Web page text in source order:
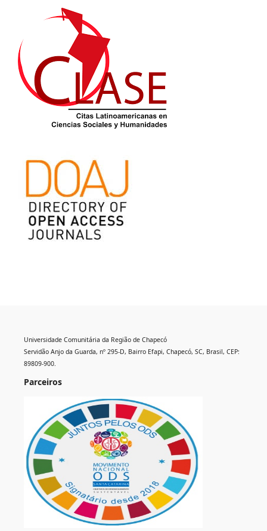
Universidade Comunitária da Região de Chapecó
Servidão Anjo da Guarda, nº 295-D, Bairro Efapi, Chapecó, SC, Brasil, CEP:
89809-900.
Parceiros